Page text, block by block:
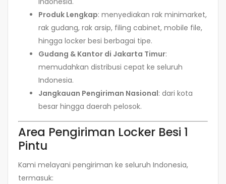
Produk Lengkap: menyediakan rak minimarket,
rak gudang, rak arsip, filing cabinet, mobile file,
hingga locker besi berbagai tipe.
Gudang & Kantor di Jakarta Timur:
memudahkan distribusi cepat ke seluruh
Indonesia.
Jangkauan Pengiriman Nasional: dari kota
besar hingga daerah pelosok.
Area Pengiriman Locker Besi 1
Pintu
Kami melayani pengiriman ke seluruh Indonesia,
termasuk: